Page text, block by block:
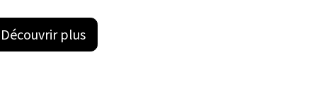
Découvrir plus